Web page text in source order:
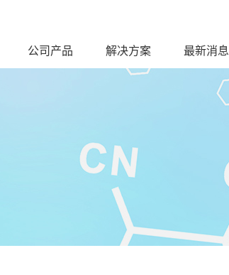
公司产品 解决方案 最新消息